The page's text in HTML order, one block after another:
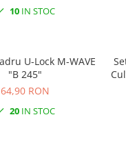
10 IN STOC
U-Lock M-WAVE
"B 245"
64,90 RON
20 IN STOC